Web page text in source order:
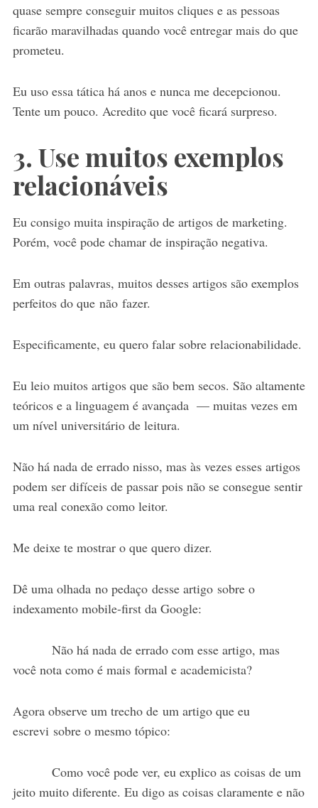
quase sempre conseguir muitos cliques e as pessoas
ficarão maravilhadas quando você entregar mais do que
prometeu.
Eu uso essa tática há anos e nunca me decepcionou.
Tente um pouco. Acredito que você ficará surpreso.
3. Use muitos exemplos
relacionáveis
Eu consigo muita inspiração de artigos de marketing.
Porém, você pode chamar de inspiração negativa.
Em outras palavras, muitos desses artigos são exemplos
perfeitos do que não fazer.
Especificamente, eu quero falar sobre relacionabilidade.
Eu leio muitos artigos que são bem secos. São altamente
teóricos e a linguagem é avançada — muitas vezes em
um nível universitário de leitura.
Não há nada de errado nisso, mas às vezes esses artigos
podem ser difíceis de passar pois não se consegue sentir
uma real conexão como leitor.
Me deixe te mostrar o que quero dizer.
Dê uma olhada no pedaço desse artigo sobre o
indexamento mobile-first da Google:
Não há nada de errado com esse artigo, mas
você nota como é mais formal e academicista?
Agora observe um trecho de um artigo que eu
escrevi sobre o mesmo tópico:
Como você pode ver, eu explico as coisas de um
jeito muito diferente. Eu digo as coisas claramente e não